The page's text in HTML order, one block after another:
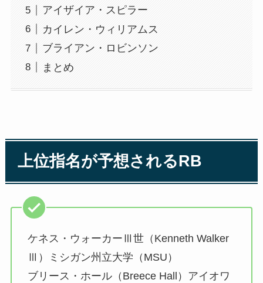
アイザイア・スピラー
カイレン・ウィリアムス
ブライアン・ロビンソン
まとめ
上位指名が予想されるRB
ケネス・ウォーカーⅢ世（Kenneth Walker
Ⅲ）ミシガン州立大学（MSU）
ブリース・ホール（Breece Hall）アイオワ